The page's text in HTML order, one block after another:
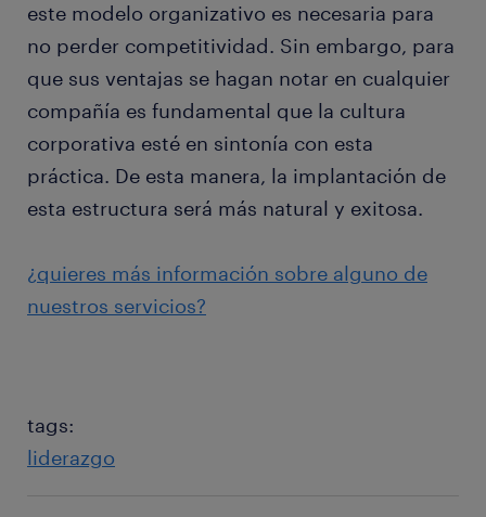
este modelo organizativo es necesaria para
no perder competitividad. Sin embargo, para
que sus ventajas se hagan notar en cualquier
compañía es fundamental que la cultura
corporativa esté en sintonía con esta
práctica. De esta manera, la implantación de
esta estructura será más natural y exitosa.
¿quieres más información sobre alguno de
nuestros servicios?
tags:
liderazgo